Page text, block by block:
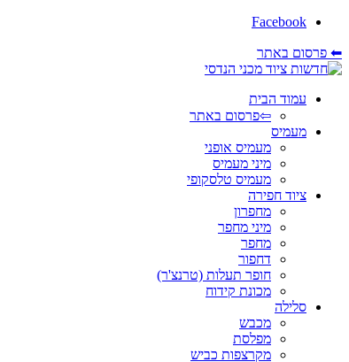
Facebook
⬅ פרסום באתר
עמוד הבית
⇦פרסום באתר
מעמיס
מעמיס אופני
מיני מעמיס
מעמיס טלסקופי
ציוד חפירה
מחפרון
מיני מחפר
מחפר
דחפור
חופר תעלות (טרנצ'ר)
מכונת קידוח
סלילה
מכבש
מפלסת
מקרצפות כביש